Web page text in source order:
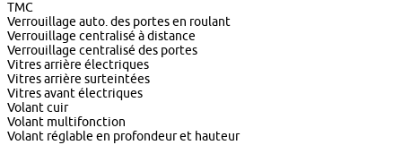
TMC
Verrouillage auto. des portes en roulant
Verrouillage centralisé à distance
Verrouillage centralisé des portes
Vitres arrière électriques
Vitres arrière surteintées
Vitres avant électriques
Volant cuir
Volant multifonction
Volant réglable en profondeur et hauteur